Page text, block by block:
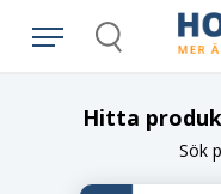
Search
Hitta
Sök